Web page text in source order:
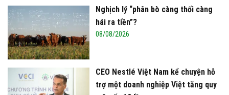
Nghịch lý “phân bò càng thối càng
hái ra tiền”?
08/08/2026
CEO Nestlé Việt Nam kể chuyện hỗ
trợ một doanh nghiệp Việt tăng quy